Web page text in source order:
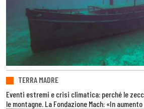
TERRA MADRE
Eventi estremi e crisi climatica: perché le
le montagne. La Fondazione Mach: «In